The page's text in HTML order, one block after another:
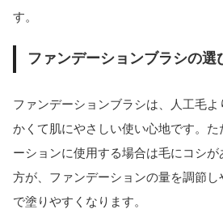
す。
ファンデーションブラシの選
ファンデーションブラシは、人工毛
かくて肌にやさしい使い心地です。
ーションに使用する場合は毛にコシ
方が、ファンデーションの量を調節し
で塗りやすくなります。